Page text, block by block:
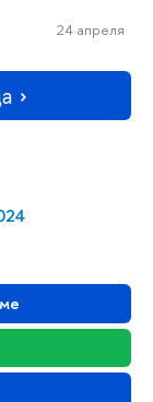
24 апреля